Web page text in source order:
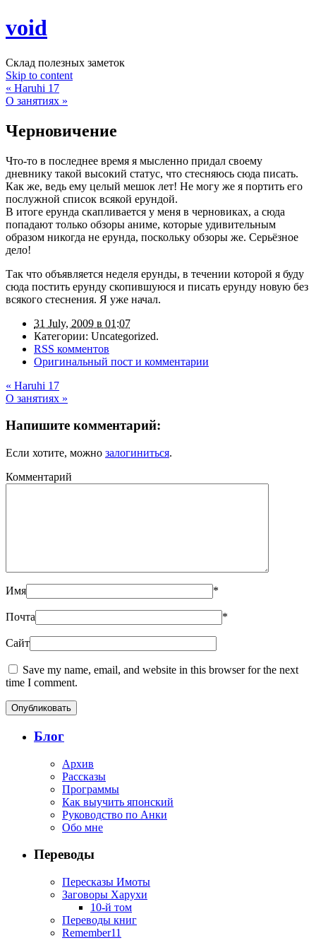
void
Склад полезных заметок
Skip to content
« Haruhi 17
О занятиях »
Черновичение
Что-то в последнее время я мысленно придал своему
дневнику такой высокий статус, что стесняюсь сюда писать.
Как же, ведь ему целый мешок лет! Не могу же я портить его
послужной список всякой ерундой.
В итоге ерунда скапливается у меня в черновиках, а сюда
попадают только обзоры аниме, которые удивительным
образом никогда не ерунда, поскольку обзоры же. Серьёзное
дело!
Так что объявляется неделя ерунды, в течении которой я буду
сюда постить ерунду скопившуюся и писать ерунду новую без
всякого стеснения. Я уже начал.
31 July, 2009 в 01:07
Категории: Uncategorized.
RSS комментов
Оригинальный пост и комментарии
« Haruhi 17
О занятиях »
Напишите комментарий:
Если хотите, можно залогиниться.
Комментарий
Имя *
Почта *
Сайт
Save my name, email, and website in this browser for the next
time I comment.
Блог
Архив
Рассказы
Программы
Как выучить японский
Руководство по Анки
Обо мне
Переводы
Пересказы Имоты
Заговоры Харухи
10-й том
Переводы книг
Remember11